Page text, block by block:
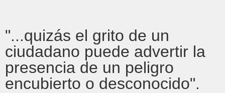
"...quizás el grito de un
ciudadano puede advertir la
presencia de un peligro
encubierto o desconocido".